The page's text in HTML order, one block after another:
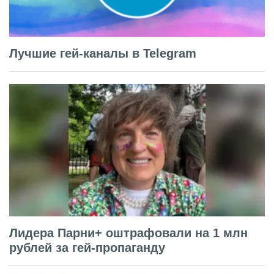
Лучшие гей-каналы в Telegram
Лидера Парни+ оштрафовали на 1 млн
рублей за гей-пропаганду